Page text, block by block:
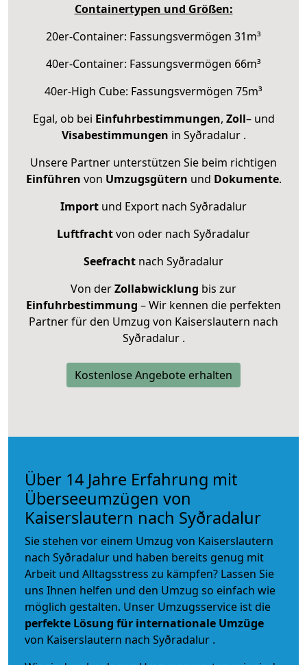
Containertypen und Größen:
20er-Container: Fassungsvermögen 31m³
40er-Container: Fassungsvermögen 66m³
40er-High Cube: Fassungsvermögen 75m³
Egal, ob bei Einfuhrbestimmungen, Zoll– und
Visabestimmungen in Syðradalur .
Unsere Partner unterstützen Sie beim richtigen
Einführen von Umzugsgütern und Dokumente.
Import und Export nach Syðradalur
Luftfrachtvon oder nach Syðradalur
Seefracht nach Syðradalur
Von derZollabwicklung bis zur
Einfuhrbestimmung – Wir kennen die perfekten
Partner für den Umzug von Kaiserslautern nach
Syðradalur .
Kostenlose Angebote erhalten
Über 14 Jahre Erfahrung mit
Überseeumzügen von
Kaiserslautern nach Syðradalur
Sie stehen vor einem Umzug von Kaiserslautern
nach Syðradalur und haben bereits genug mit
Arbeit und Alltagsstress zu kämpfen? Lassen Sie
uns Ihnen helfen und den Umzug so einfach wie
möglich gestalten. Unser Umzugsservice ist die
perfekte Lösung für internationale Umzüge
von Kaiserslautern nach Syðradalur .